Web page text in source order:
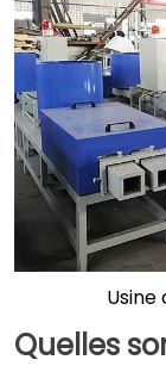
Usine
Quelles